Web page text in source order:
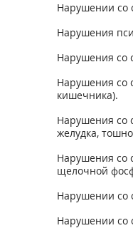
Нарушении со
Нарушения
Нарушения со
Нарушения со
кишечника).
Нарушения со
желудка,
Нарушения со
щелочной
Нарушении со
Нарушении со